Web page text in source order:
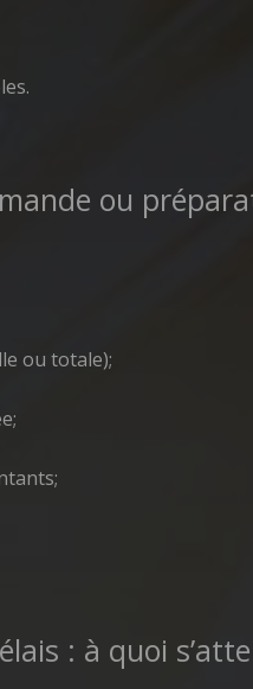
ou
ou totale);
: à quoi